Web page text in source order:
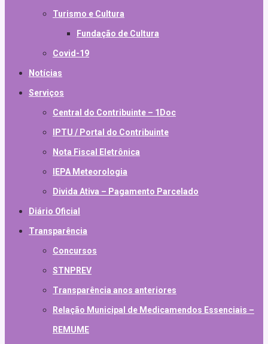
Turismo e Cultura
Fundação de Cultura
Covid-19
Notícias
Serviços
Central do Contribuinte – 1Doc
IPTU / Portal do Contribuinte
Nota Fiscal Eletrônica
IEPA Meteorologia
Divida Ativa – Pagamento Parcelado
Diário Oficial
Transparência
Concursos
STNPREV
Transparência anos anteriores
Relação Municipal de Medicamendos Essenciais –
REMUME